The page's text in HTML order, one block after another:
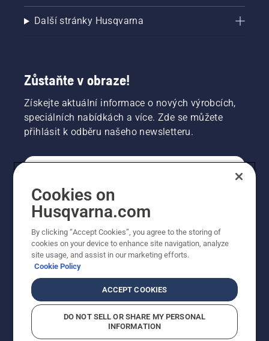
Další stránky Husqvarna
Zůstaňte v obraze!
Získejte aktuální informace o nových výrobcích,
speciálních nabídkách a více. Zde se můžete
přihlásit k odběru našeho newsletteru.
PROFESIONÁLNÍ
Cookies on
Husqvarna.com
By clicking “Accept Cookies”, you agree to the storing of
cookies on your device to enhance site navigation, analyze
site usage, and assist in our marketing efforts.
Cookie Policy
ACCEPT COOKIES
DO NOT SELL OR SHARE MY PERSONAL
INFORMATION